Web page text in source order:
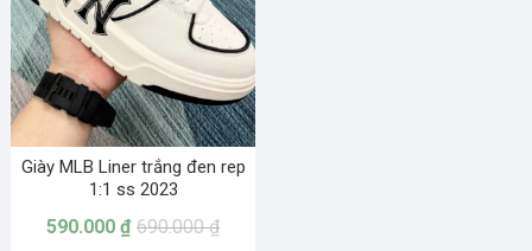
Giày MLB Liner trắng đen rep
1:1 ss 2023
690.000₫
590.000₫